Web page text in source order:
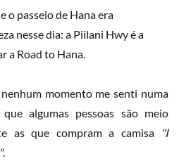
o passeio de Hana era
nesse dia: a Piilani Hwy é a
a Road to Hana.
momento me senti numa
algumas pessoas são meio
as que compram a camisa
"I
.